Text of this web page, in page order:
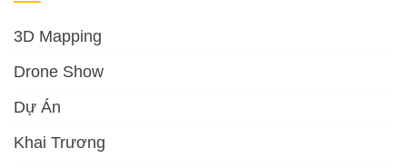
3D Mapping
Drone Show
Dự Án
Khai Trương